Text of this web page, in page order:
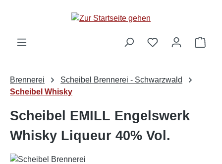
Brennerei
Scheibel Brennerei - Schwarzwald
Scheibel Whisky
Scheibel EMILL Engelswerk
Whisky Liqueur 40% Vol.